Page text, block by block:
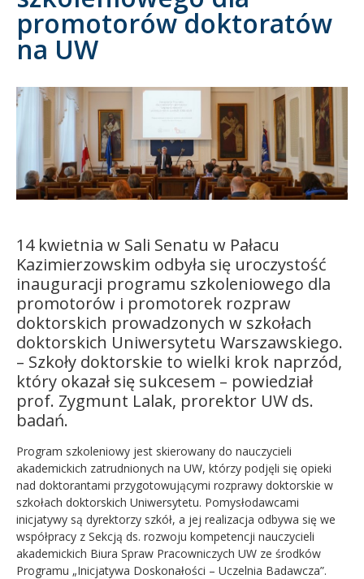
Kandydat
promotorów doktoratów
na UW
14 kwietnia w Sali Senatu w Pałacu
Kazimierzowskim odbyła się uroczystość
inauguracji programu szkoleniowego dla
promotorów i promotorek rozpraw
doktorskich prowadzonych w szkołach
doktorskich Uniwersytetu Warszawskiego.
– Szkoły doktorskie to wielki krok naprzód,
który okazał się sukcesem – powiedział
prof. Zygmunt Lalak, prorektor UW ds.
badań.
Program szkoleniowy jest skierowany do nauczycieli
akademickich zatrudnionych na UW, którzy podjęli się opieki
nad doktorantami przygotowującymi rozprawy doktorskie w
szkołach doktorskich Uniwersytetu. Pomysłodawcami
inicjatywy są dyrektorzy szkół, a jej realizacja odbywa się we
współpracy z Sekcją ds. rozwoju kompetencji nauczycieli
akademickich Biura Spraw Pracowniczych UW ze środków
Programu „Inicjatywa Doskonałości – Uczelnia Badawcza”.